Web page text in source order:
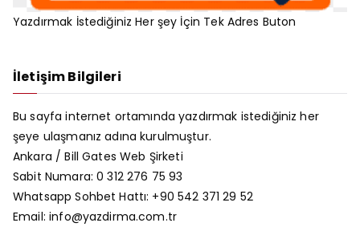
Yazdırmak İstediğiniz Her şey İçin Tek Adres Buton
İletişim Bilgileri
Bu sayfa internet ortamında yazdırmak istediğiniz her
şeye ulaşmanız adına kurulmuştur.
Ankara /Bill Gates Web Şirketi
Sabit Numara: 0 312 276 75 93
Whatsapp Sohbet Hattı: +90 542 371 29 52
Email: info@yazdirma.com.tr